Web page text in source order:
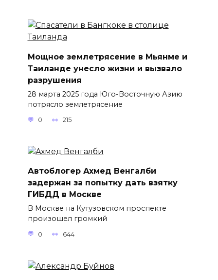
Мощное землетрясение в Мьянме и
Таиланде унесло жизни и вызвало
разрушения
28 марта 2025 года Юго-Восточную Азию
потрясло землетрясение
0 215
Автоблогер Ахмед Венгалби
задержан за попытку дать взятку
ГИБДД в Москве
В Москве на Кутузовском проспекте
произошел громкий
0 644